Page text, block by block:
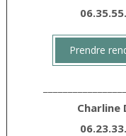
Prendre
Charline